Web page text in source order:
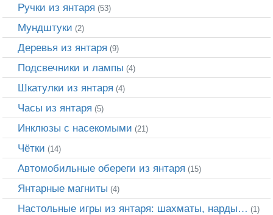
Ручки из янтаря (53)
Мундштуки (2)
Деревья из янтаря (9)
Подсвечники и лампы (4)
Шкатулки из янтаря (4)
Часы из янтаря (5)
Инклюзы с насекомыми (21)
Чётки (14)
Автомобильные обереги из янтаря (15)
Янтарные магниты (4)
Настольные игры из янтаря: шахматы, нарды… (1)